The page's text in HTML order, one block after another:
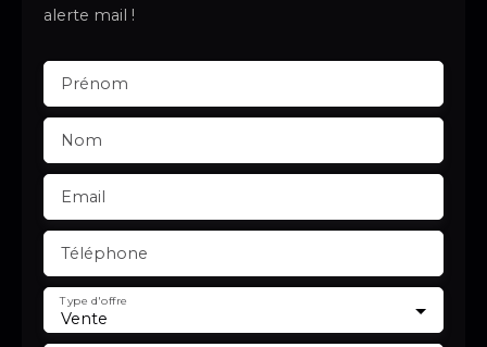
alerte mail !
Prénom
Nom
Email
Téléphone
Vente
Type d'offre